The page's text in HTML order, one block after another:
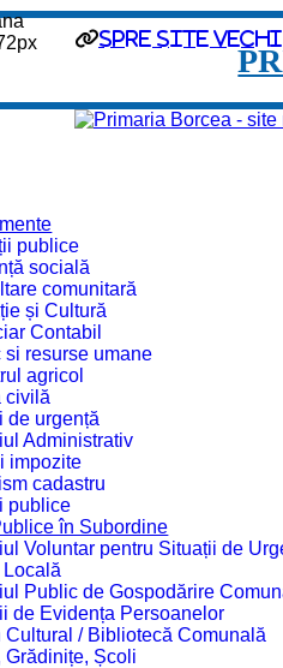
spre site vechi
publice
socială
comunitară
și Cultură
Contabil
si resurse umane
agricol
civilă
de urgență
Administrativ
impozite
cadastru
publice
în Subordine
Voluntar pentru Situații de
Public de Gospodărire
de Evidența Persoanelor
Cultural / Bibliotecă Comunală
Grădinițe, Școli